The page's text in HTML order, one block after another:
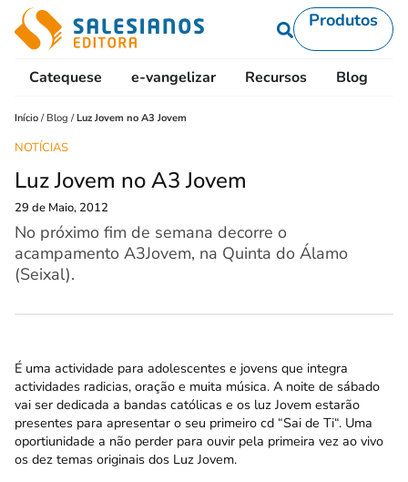
Produtos
Catequese e-vangelizar Recursos Blog
Início / Blog /Luz Jovem no A3 Jovem
NOTÍCIAS
Luz Jovem no A3 Jovem
29 de Maio, 2012
No próximo fim de semana decorre o
acampamento A3Jovem, na Quinta do Álamo
(Seixal).
É uma actividade para adolescentes e jovens que integra
actividades radicias, oração e muita música. A noite de sábado
vai ser dedicada a bandas católicas e os luz Jovem estarão
presentes para apresentar o seu primeiro cd “Sai de Ti“. Uma
oportiunidade a não perder para ouvir pela primeira vez ao vivo
os dez temas originais dos Luz Jovem.